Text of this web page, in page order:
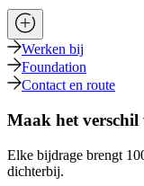
Werken bij
Foundation
Contact en route
Maak het
Elke bijdrage brengt
dichterbij.